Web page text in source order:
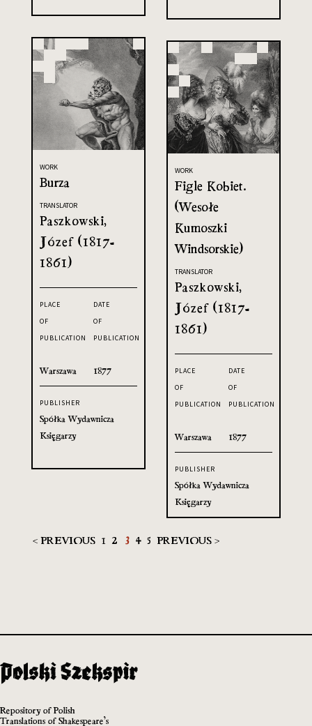
WORK
Burza
TRANSLATOR
Paszkowski,
Józef (1817-
1861)
PLACE
OF
PUBLICATION
Warszawa
DATE
OF
PUBLICATION
1877
PUBLISHER
Spółka Wydawnicza
Księgarzy
WORK
Figle Kobiet.
(Wesołe
Kumoszki
Windsorskie)
TRANSLATOR
Paszkowski,
Józef (1817-
1861)
PLACE
OF
PUBLICATION
Warszawa
DATE
OF
PUBLICATION
1877
PUBLISHER
Spółka Wydawnicza
Księgarzy
< PREVIOUS 1 2 3 4 5 PREVIOUS >
Repository of Polish
Translations of Shakespeare’s